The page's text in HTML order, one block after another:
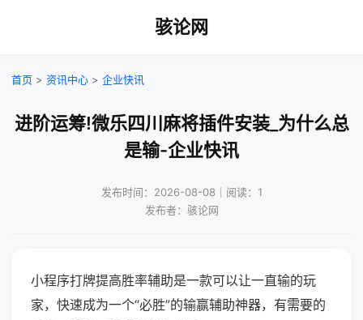
骇论网
首页 > 资讯中心 > 企业快讯
进阶运筹!微乐四川麻将插件安装_为什么总
是输-企业快讯
发布时间：2026-08-08｜阅读：1
发布者：骇论网
小程序打牌提高胜率辅助是一款可以让一直输的玩
家，快速成为一个“必胜”的输赢辅助神器，有需要的